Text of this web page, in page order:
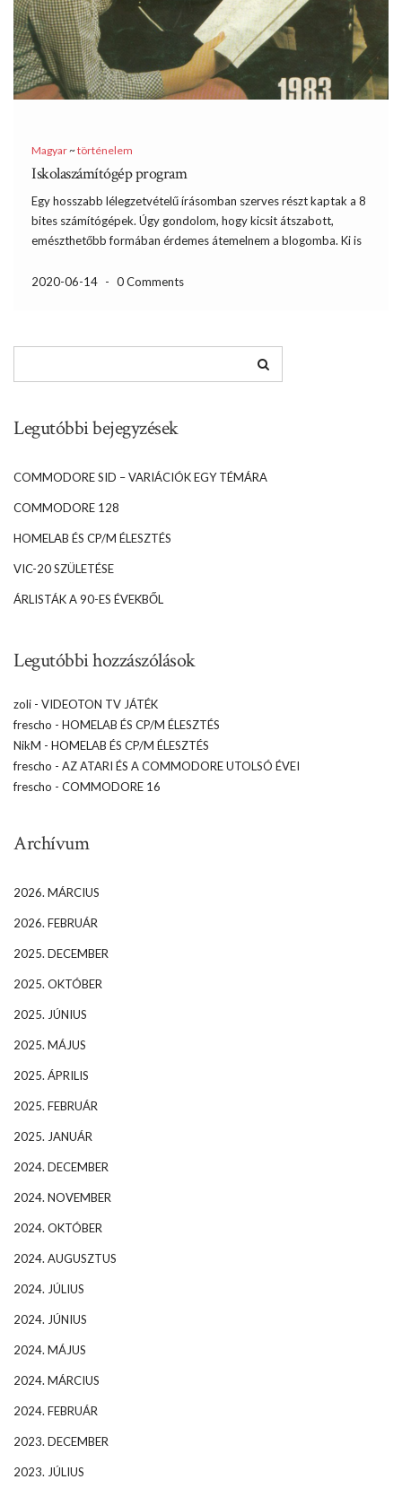
Magyar~történelem
Iskolaszámítógép program
Egy hosszabb lélegzetvételű írásomban szerves részt kaptak a 8
bites számítógépek. Úgy gondolom, hogy kicsit átszabott,
emészthetőbb formában érdemes átemelnem a blogomba. Ki is
szól az iskoláról és az ott végzett oktatásról, másrészt a […]
2020-06-14 - 0 Comments
Legutóbbi bejegyzések
COMMODORE SID – VARIÁCIÓK EGY TÉMÁRA
COMMODORE 128
HOMELAB ÉS CP/M ÉLESZTÉS
VIC-20 SZÜLETÉSE
ÁRLISTÁK A 90-ES ÉVEKBŐL
Legutóbbi hozzászólások
zoli - VIDEOTON TV JÁTÉK
frescho - HOMELAB ÉS CP/M ÉLESZTÉS
NikM - HOMELAB ÉS CP/M ÉLESZTÉS
frescho - AZ ATARI ÉS A COMMODORE UTOLSÓ ÉVEI
frescho - COMMODORE 16
Archívum
2026. MÁRCIUS
2026. FEBRUÁR
2025. DECEMBER
2025. OKTÓBER
2025. JÚNIUS
2025. MÁJUS
2025. ÁPRILIS
2025. FEBRUÁR
2025. JANUÁR
2024. DECEMBER
2024. NOVEMBER
2024. OKTÓBER
2024. AUGUSZTUS
2024. JÚLIUS
2024. JÚNIUS
2024. MÁJUS
2024. MÁRCIUS
2024. FEBRUÁR
2023. DECEMBER
2023. JÚLIUS